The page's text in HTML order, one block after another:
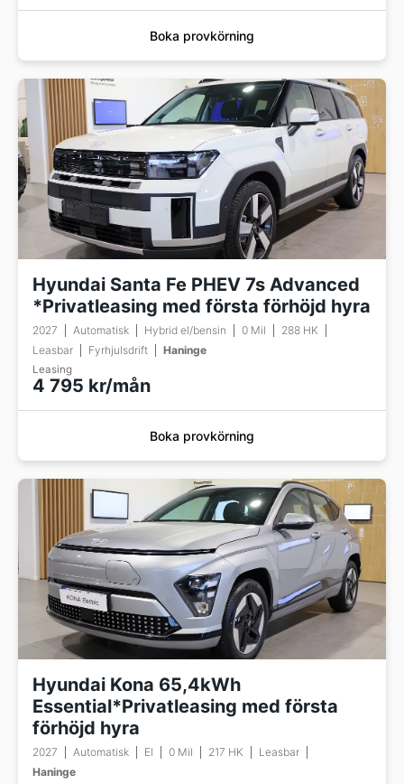
Boka provkörning
Hyundai Santa Fe PHEV 7s Advanced
*Privatleasing med första förhöjd hyra
2027 Automatisk Hybrid el/bensin 0 Mil
288 HK
Leasbar
Fyrhjulsdrift Haninge
Leasing
4 795 kr/mån
Boka provkörning
Hyundai Kona 65,4kWh
Essential*Privatleasing med första
förhöjd hyra
2027 Automatisk El 0 Mil 217 HK
Leasbar
Haninge